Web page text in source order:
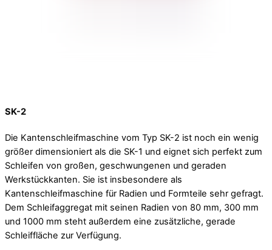
SK-2
Die Kantenschleifmaschine vom Typ SK-2 ist noch ein wenig
größer dimensioniert als die SK-1 und eignet sich perfekt zum
Schleifen von großen, geschwungenen und geraden
Werkstückkanten. Sie ist insbesondere als
Kantenschleifmaschine für Radien und Formteile sehr gefragt.
Dem Schleifaggregat mit seinen Radien von 80 mm, 300 mm
und 1000 mm steht außerdem eine zusätzliche, gerade
Schleiffläche zur Verfügung.